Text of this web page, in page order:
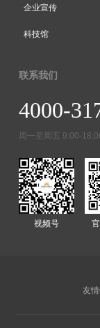
企业宣传
科技馆
联系我们
4000-
周一至周五 9:00-
视频号
友情